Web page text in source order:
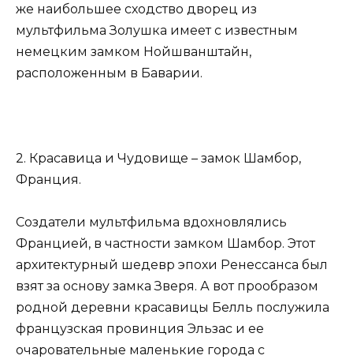
же наибольшее сходство дворец из
мультфильма Золушка имеет с известным
немецким замком Нойшванштайн,
расположенным в Баварии.
2. Красавица и Чудовище – замок Шамбор,
Франция.
Создатели мультфильма вдохновлялись
Францией, в частности замком Шамбор. Этот
архитектурный шедевр эпохи Ренессанса был
взят за основу замка Зверя. А вот прообразом
родной деревни красавицы Белль послужила
французская провинция Эльзас и ее
очаровательные маленькие города с